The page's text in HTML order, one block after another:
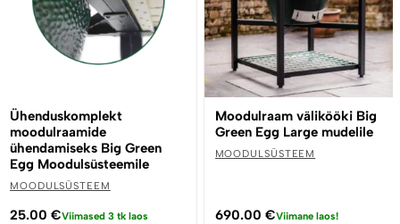
Ühenduskomplekt
moodulraamide
ühendamiseks Big Green
Egg Moodulsüsteemile
MOODULSÜSTEEM
25.00 €Viimased 3 tk laos
Moodulraam välikööki Big
Green Egg Large mudelile
MOODULSÜSTEEM
690.00 €Viimane laos!